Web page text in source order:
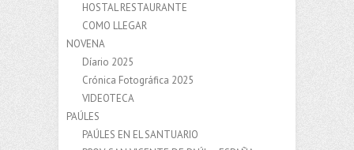
HOSTAL RESTAURANTE
COMO LLEGAR
NOVENA
Díario 2025
Crónica Fotográfica 2025
VIDEOTECA
PAÚLES
PAÚLES EN EL SANTUARIO